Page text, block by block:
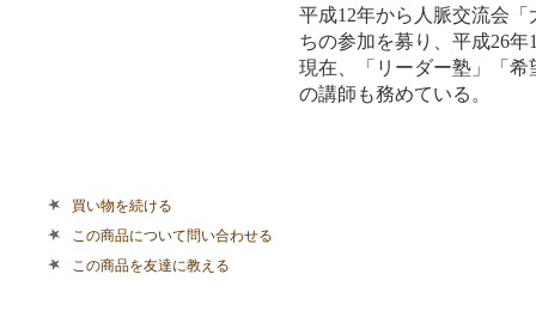
平成12年から人脈交流会
ちの参加を募り、平成26
現在、「リーダー塾」「
の講師も務めている。
買い物を続ける
この商品について問い合わせる
この商品を友達に教える